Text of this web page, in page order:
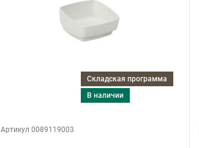
Складская программа
в наличии
Артикул 0089119003